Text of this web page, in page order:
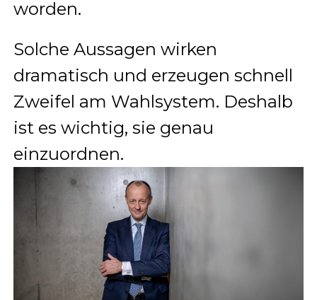
worden.
Solche Aussagen wirken
dramatisch und erzeugen schnell
Zweifel am Wahlsystem. Deshalb
ist es wichtig, sie genau
einzuordnen.